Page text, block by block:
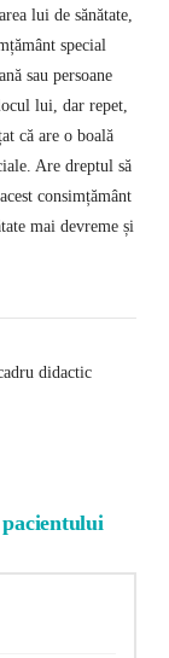
lui de sănătate,
special
sau persoane
lui, dar repet,
că are o boală
Are dreptul să
consimțământ
mai devreme și
didactic